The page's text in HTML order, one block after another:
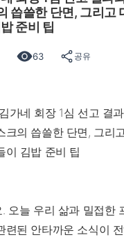
씁쓸한 단면, 그리고
준비 팁
63 공유
오늘 우리 삶과 밀접한
련된 안타까운 소식이